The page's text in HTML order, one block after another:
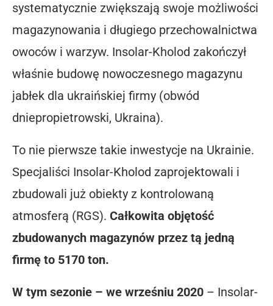
systematycznie zwiększają swoje możliwości
magazynowania i długiego przechowalnictwa
owoców i warzyw. Insolar-Kholod zakończył
właśnie budowę nowoczesnego magazynu
jabłek dla ukraińskiej firmy (obwód
dniepropietrowski, Ukraina).
To nie pierwsze takie inwestycje na Ukrainie.
Specjaliści Insolar-Kholod zaprojektowali i
zbudowali już obiekty z kontrolowaną
atmosferą (RGS). Całkowita objętość
zbudowanych magazynów przez tą jedną
firmę to 5170 ton.
W tym sezonie – we wrześniu 2020 – Insolar-